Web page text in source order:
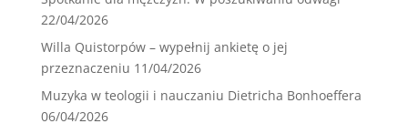
22/04/2026
Willa Quistorpów – wypełnij ankietę o jej
przeznaczeniu 11/04/2026
Muzyka w teologii i nauczaniu Dietricha Bonhoeffera
06/04/2026